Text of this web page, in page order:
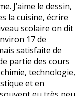
J’aime le dessin,
la cuisine, écrire
scolaire on dit
17 de
satisfaite de
partie des cours
technologie,
et en